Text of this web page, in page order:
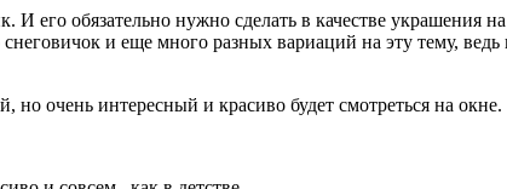
его обязательно нужно сделать в качестве украшения
и еще много разных вариаций на эту тему, ведь
очень интересный и красиво будет смотреться на окне.